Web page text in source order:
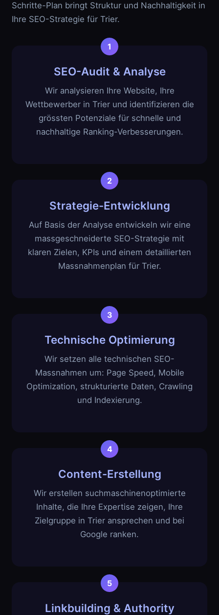
Schritte-Plan bringt Struktur und Nachhaltigkeit in
Ihre SEO-Strategie für Trier.
SEO-Audit & Analyse
Wir analysieren Ihre Website, Ihre
Wettbewerber in Trier und identifizieren die
grössten Potenziale für schnelle und
nachhaltige Ranking-Verbesserungen.
Strategie-Entwicklung
Auf Basis der Analyse entwickeln wir eine
massgeschneiderte SEO-Strategie mit
klaren Zielen, KPIs und einem detaillierten
Massnahmenplan für Trier.
Technische Optimierung
Wir setzen alle technischen SEO-
Massnahmen um: Page Speed, Mobile
Optimization, strukturierte Daten, Crawling
und Indexierung.
Content-Erstellung
Wir erstellen suchmaschinenoptimierte
Inhalte, die Ihre Expertise zeigen, Ihre
Zielgruppe in Trier ansprechen und bei
Google ranken.
Linkbuilding & Authority